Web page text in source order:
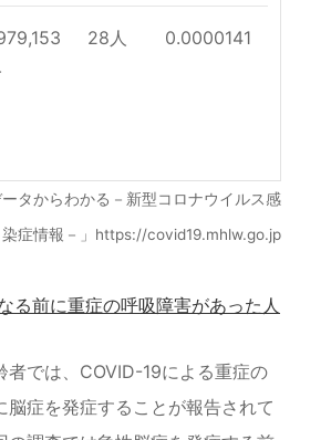
28人 0.0000141
タからわかる－新型コロナウイルス感
染症情報－」https://covid19.mhlw.go.jp
る前に重症の呼吸障害があった人
者では、COVID-19による重症の
脳症を発症することが報告されて